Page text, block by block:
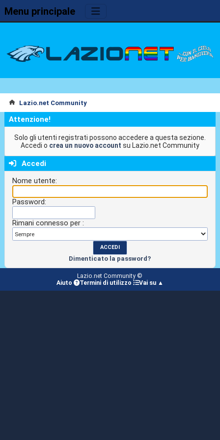
Menu principale
Lazio.net Community
Attenzione!
Solo gli utenti registrati possono accedere a questa sezione.
Accedi o crea un nuovo account su Lazio.net Community
Accedi
Nome utente:
Password:
Rimani connesso per :
Dimenticato la password?
Lazio.net Community ©
Aiuto
Termini di utilizzo Vai su ▲